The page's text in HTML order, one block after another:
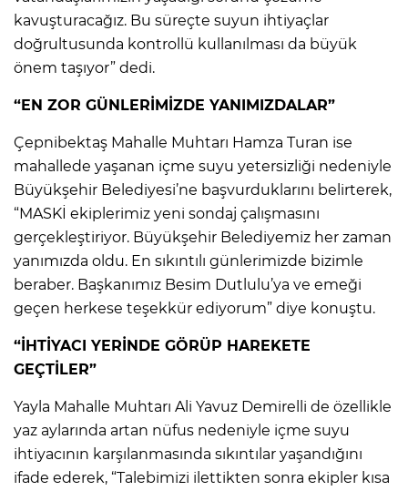
kavuşturacağız. Bu süreçte suyun ihtiyaçlar
doğrultusunda kontrollü kullanılması da büyük
önem taşıyor” dedi.
“EN ZOR GÜNLERİMİZDE YANIMIZDALAR”
Çepnibektaş Mahalle Muhtarı Hamza Turan ise
mahallede yaşanan içme suyu yetersizliği nedeniyle
Büyükşehir Belediyesi’ne başvurduklarını belirterek,
“MASKİ ekiplerimiz yeni sondaj çalışmasını
gerçekleştiriyor. Büyükşehir Belediyemiz her zaman
yanımızda oldu. En sıkıntılı günlerimizde bizimle
beraber. Başkanımız Besim Dutlulu’ya ve emeği
geçen herkese teşekkür ediyorum” diye konuştu.
“İHTİYACI YERİNDE GÖRÜP HAREKETE
GEÇTİLER”
Yayla Mahalle Muhtarı Ali Yavuz Demirelli de özellikle
yaz aylarında artan nüfus nedeniyle içme suyu
ihtiyacının karşılanmasında sıkıntılar yaşandığını
ifade ederek, “Talebimizi ilettikten sonra ekipler kısa